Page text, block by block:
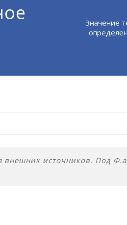
Значение
источников. Под